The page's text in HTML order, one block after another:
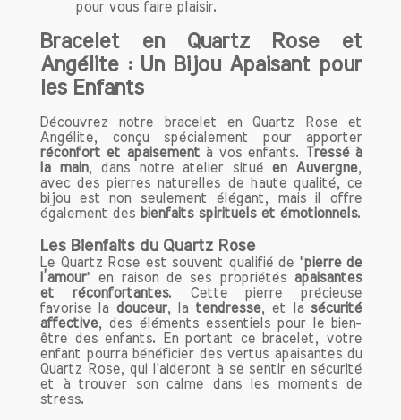
au quotidien.
Chaque bracelet que nous proposons
est soigneusement élaboré pour offrir
des bienfaits uniques, visant à
harmoniser votre esprit et votre cœur.
accessoires tendance, mais aussi des
outils puissants pour améliorer votre
qualité de vie.
En portant nos bracelets, vous pouvez
profiter d’un équilibre émotionnel, d’une
clarté d’esprit et d’un sentiment de bien-
être général. Que vous cherchiez à
réduire le stress, à augmenter votre
énergie ou à renforcer votre confiance
en vous, notre gamme de bracelets
s'adapte à vos objectifs.
Comment porter vos bracelets de
lithothérapie ?
Pour tirer le meilleur parti des bienfaits
pour vous faire plaisir.
Bracelet en Quartz Rose et
Angélite : Un Bijou Apaisant pour
les Enfants
Découvrez notre bracelet en Quartz Rose et
Angélite, conçu spécialement pour apporter
réconfort et apaisement à vos enfants.
Tressé à
la main, dans notre atelier situéen Auvergne,
avec des pierres naturelles de haute qualité, ce
bijou est non seulement élégant, mais il offre
également des bienfaits spirituels et émotionnels.
Les Bienfaits du Quartz Rose
Le Quartz Rose est souvent qualifié de "pierre de
l’amour" en raison de ses propriétés apaisantes
et réconfortantes. Cette pierre précieuse
favorise la douceur, la tendresse, et la sécurité
affective, des éléments essentiels pour le bien-
être des enfants. En portant ce bracelet, votre
enfant pourra bénéficier des vertus apaisantes du
Quartz Rose, qui l'aideront à se sentir en sécurité
et à trouver son calme dans les moments de
stress.